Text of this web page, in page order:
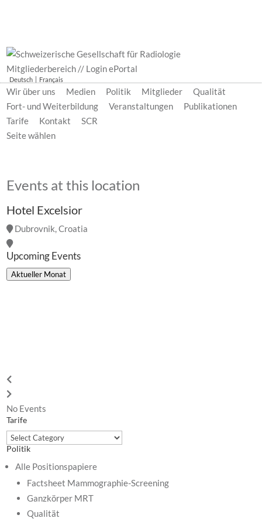
Mitgliederbereich // Login ePortal
Deutsch Français
Wir über uns Medien Politik Mitglieder
Qualität
Fort- und Weiterbildung
Veranstaltungen
Publikationen
Tarife
Kontakt
SCR
Seite wählen
Events at this location
Hotel Excelsior
Dubrovnik, Croatia
Upcoming Events
Aktueller Monat
No Events
Tarife
Tarife
Politik
Alle Positionspapiere
Factsheet Mammographie-Screening
Ganzkörper MRT
Qualität